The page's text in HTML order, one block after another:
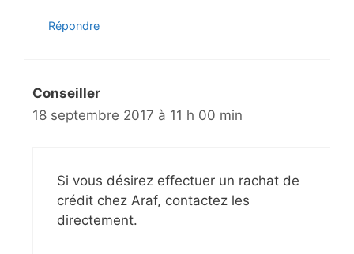
Répondre
Conseiller
18 septembre 2017 à 11 h 00 min
Si vous désirez effectuer un rachat de
crédit chez Araf, contactez les
directement.